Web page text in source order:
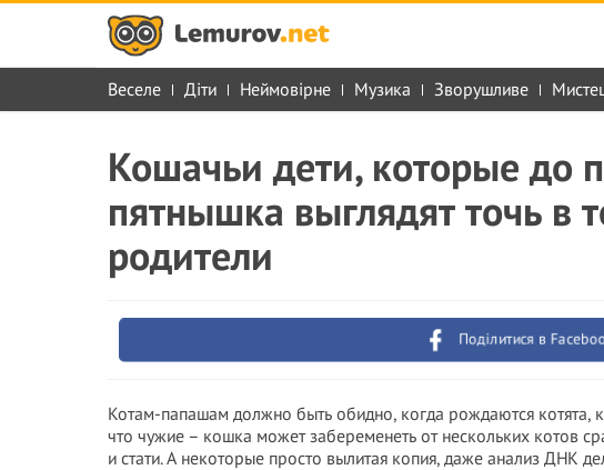
Веселе Діти Неймовірне Музика Зворушливе
Кошачьи дети, которые до
пятнышка выглядят точь в
родители
Поділитися в
Котам-папашам должно быть обидно, когда рождаются котята,
что чужие – кошка может забеременеть от нескольких котов
и стати. А некоторые просто вылитая копия, даже анализ ДНК